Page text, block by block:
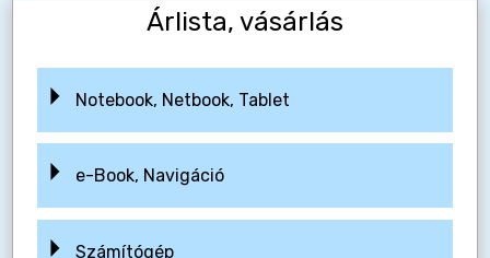
Árlista, vásárlás
Notebook, Netbook, Tablet
e-Book, Navigáció
Számítógép